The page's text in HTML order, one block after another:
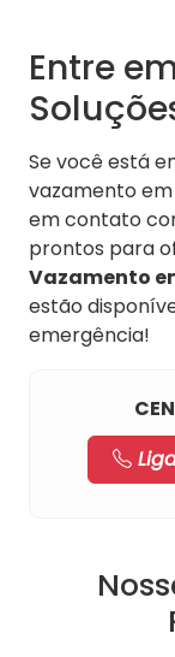
Entre
Se você está
vazamento em
em contato
prontos para
Vazamento
estão
emergência!